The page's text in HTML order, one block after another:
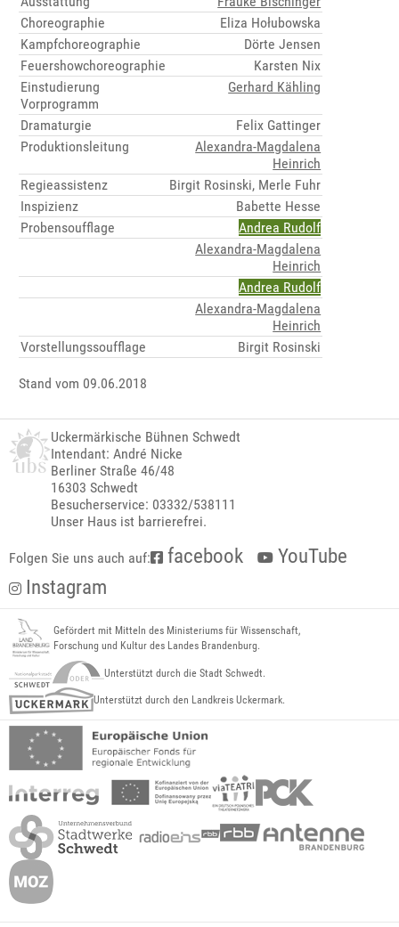
Choreographie
Eliza Hołubowska
Kampfchoreographie
Dörte Jensen
Feuershowchoreographie
Karsten Nix
Einstudierung
Vorprogramm
Gerhard Kähling
Dramaturgie
Felix Gattinger
Produktionsleitung
Alexandra-Magdalena
Heinrich
Regieassistenz
Birgit Rosinski, Merle Fuhr
Inspizienz
Babette Hesse
Probensoufflage
Andrea Rudolf
Alexandra-Magdalena
Heinrich
Andrea Rudolf
Alexandra-Magdalena
Heinrich
Vorstellungssoufflage
Birgit Rosinski
Stand vom 09.06.2018
Uckermärkische Bühnen Schwedt
Intendant: André Nicke
Berliner Straße 46/48
16303 Schwedt
Besucherservice: 03332/538111
Unser Haus ist barrierefrei.
Folgen Sie uns auch auf: facebook
YouTube
Instagram
Gefördert mit Mitteln des Ministeriums für Wissenschaft,
Forschung und Kultur des Landes Brandenburg.
Unterstützt durch die Stadt Schwedt.
Unterstützt durch den Landkreis Uckermark.